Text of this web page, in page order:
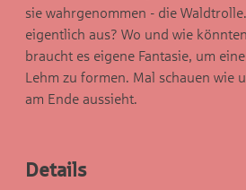
sie wahrgenommen - die
eigentlich aus? Wo und wie
braucht es eigene Fantasie, um
Lehm zu formen. Mal schauen wie
am Ende aussieht.
Details